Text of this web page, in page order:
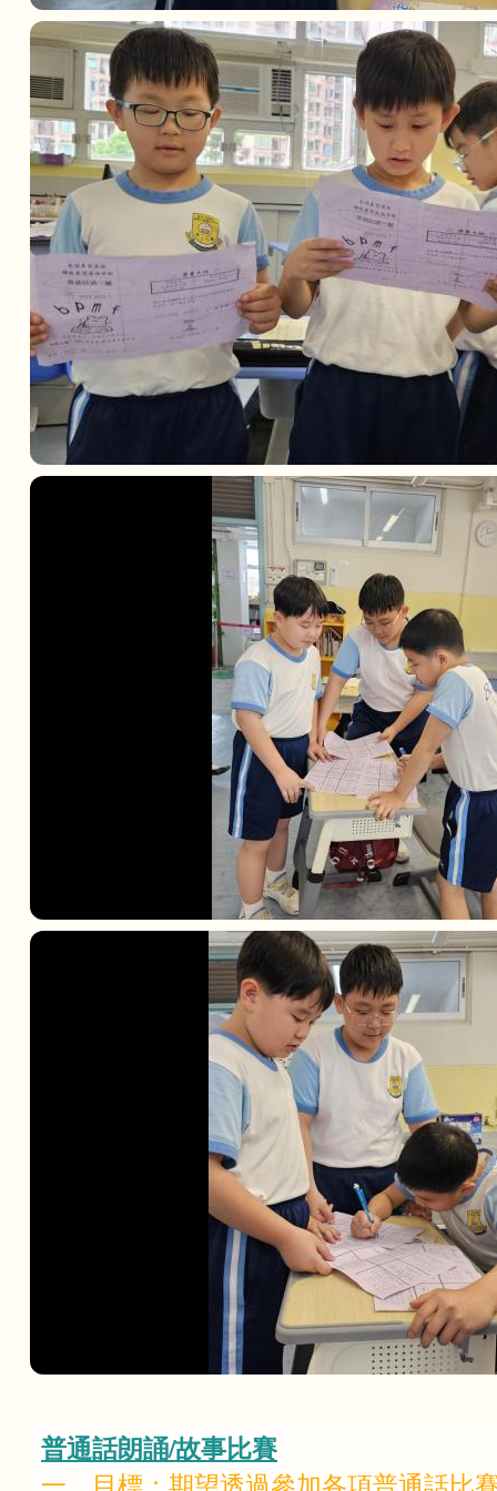
普通話朗誦/故事比賽
一、目標：期望透過參加各項普通話比